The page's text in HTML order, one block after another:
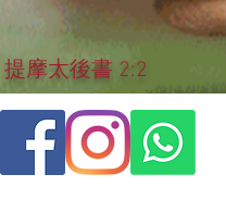
摩太後書 2:2